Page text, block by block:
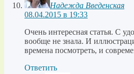
Надежда Введенская
08.04.2015 в 19:33
Очень интересная статья. С
вообще не знала. И
времена посмотреть, и
Ответить